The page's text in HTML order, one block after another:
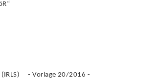
(IRLS) - Vorlage 20/2016 -